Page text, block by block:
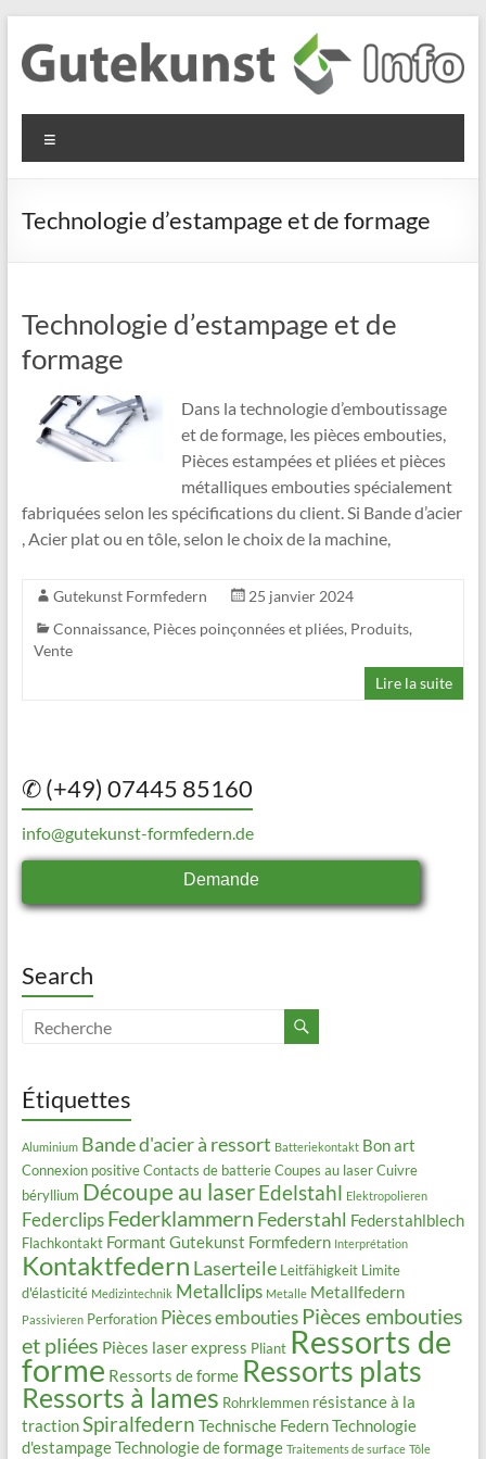
au
contenu
Gutekunst
Formfedern
GmbH
Informationen
Flachmaterial
Technologie d’estampage et de formage
Technologie d’estampage et de
formage
Dans la technologie d’emboutissage
et de formage, les pièces embouties,
Pièces estampées et pliées et pièces
métalliques embouties spécialement
fabriquées selon les spécifications du client. Si Bande d’acier
, Acier plat ou en tôle, selon le choix de la machine,
Gutekunst Formfedern
25 janvier 2024
Connaissance, Pièces poinçonnées et pliées, Produits,
Vente
Lire la suite
✆ (+49) 07445 85160
info@gutekunst-formfedern.de
Demande
Search
Étiquettes
Aluminium Bande d'acier à ressort Batteriekontakt Bon art
Connexion positive Contacts de batterie Coupes au laser Cuivre
béryllium Découpe au laserEdelstahl Elektropolieren
Federclips Federklammern Federstahl Federstahlblech
Flachkontakt Formant Gutekunst Formfedern Interprétation
Kontaktfedern Laserteile Leitfähigkeit Limite
d'élasticité Medizintechnik Metallclips Metalle Metallfedern
Passivieren Perforation Pièces embouties Pièces embouties
et pliées Pièces laser express Pliant Ressorts de
forme Ressorts de forme Ressorts plats
Ressorts à lames Rohrklemmen résistance à la
tractionSpiralfedern Technische FedernTechnologie
d'estampageTechnologie de formage Traitements de surface Tôle